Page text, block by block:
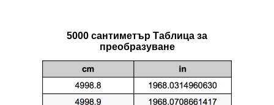
5000 сантиметър Таблица за
преобразуване